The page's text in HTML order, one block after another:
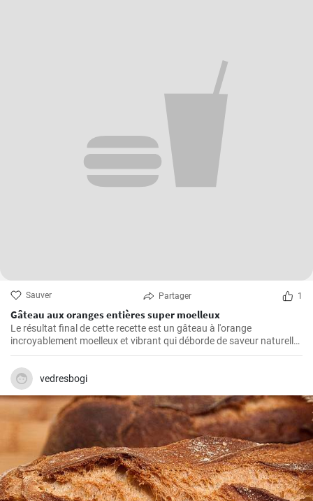
Sauver Partager 1
Gâteau aux oranges entières super moelleux
Le résultat final de cette recette est un gâteau à l'orange
incroyablement moelleux et vibrant qui déborde de saveur naturelle
d'agrumes.
vedresbogi